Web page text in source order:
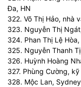
Đa, HN
322. Võ Thị Hảo, nhà
323. Nguyễn Thị
324. Phan Thị Lệ
325. Nguyễn Thanh
326. Huỳnh Hoàng
327. Phùng Cường,
328. Mộc Lan,